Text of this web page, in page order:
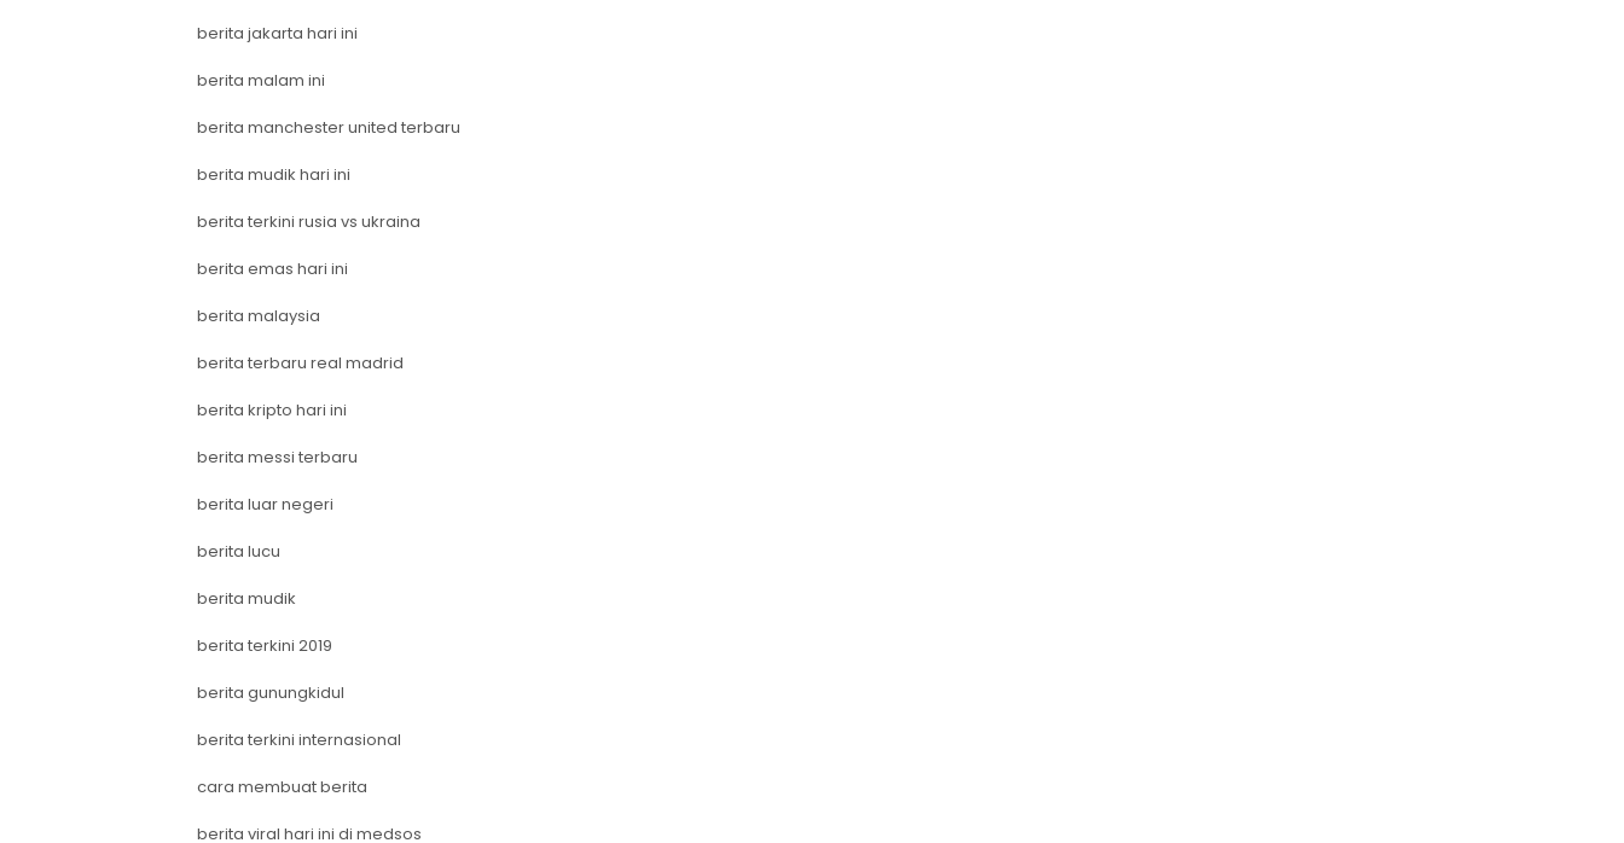
berita jakarta hari ini
berita malam ini
berita manchester united terbaru
berita mudik hari ini
berita terkini rusia vs ukraina
berita emas hari ini
berita malaysia
berita terbaru real madrid
berita kripto hari ini
berita messi terbaru
berita luar negeri
berita lucu
berita mudik
berita terkini 2019
berita gunungkidul
berita terkini internasional
cara membuat berita
berita viral hari ini di medsos